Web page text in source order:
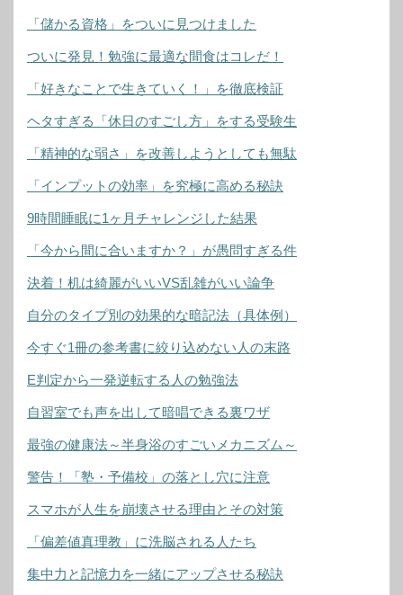
「儲かる資格」をついに見つけました
ついに発見！勉強に最適な間食はコレだ！
「好きなことで生きていく！」を徹底検証
ヘタすぎる「休日のすごし方」をする受験生
「精神的な弱さ」を改善しようとしても無駄
「インプットの効率」を究極に高める秘訣
9時間睡眠に1ヶ月チャレンジした結果
「今から間に合いますか？」が愚問すぎる件
決着！机は綺麗がいいVS乱雑がいい論争
自分のタイプ別の効果的な暗記法（具体例）
今すぐ1冊の参考書に絞り込めない人の末路
E判定から一発逆転する人の勉強法
自習室でも声を出して暗唱できる裏ワザ
最強の健康法～半身浴のすごいメカニズム～
警告！「塾・予備校」の落とし穴に注意
スマホが人生を崩壊させる理由とその対策
「偏差値真理教」に洗脳される人たち
集中力と記憶力を一緒にアップさせる秘訣